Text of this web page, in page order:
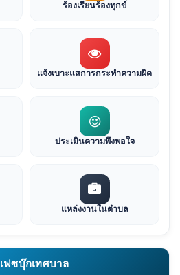
ร้องเรียนร้องทุกข์
แจ้งเบาะแสการกระทำความผิด
ประเมินความพึงพอใจ
แหล่งงานในตำบล
เฟซบุ๊กเทศบาล